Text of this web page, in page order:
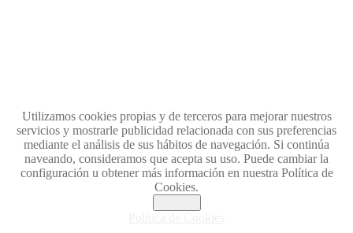
Utilizamos cookies propias y de terceros para mejorar nuestros
servicios y mostrarle publicidad relacionada con sus preferencias
mediante el análisis de sus hábitos de navegación. Si continúa
naveando, consideramos que acepta su uso. Puede cambiar la
configuración u obtener más información en nuestra Política de
Cookies.